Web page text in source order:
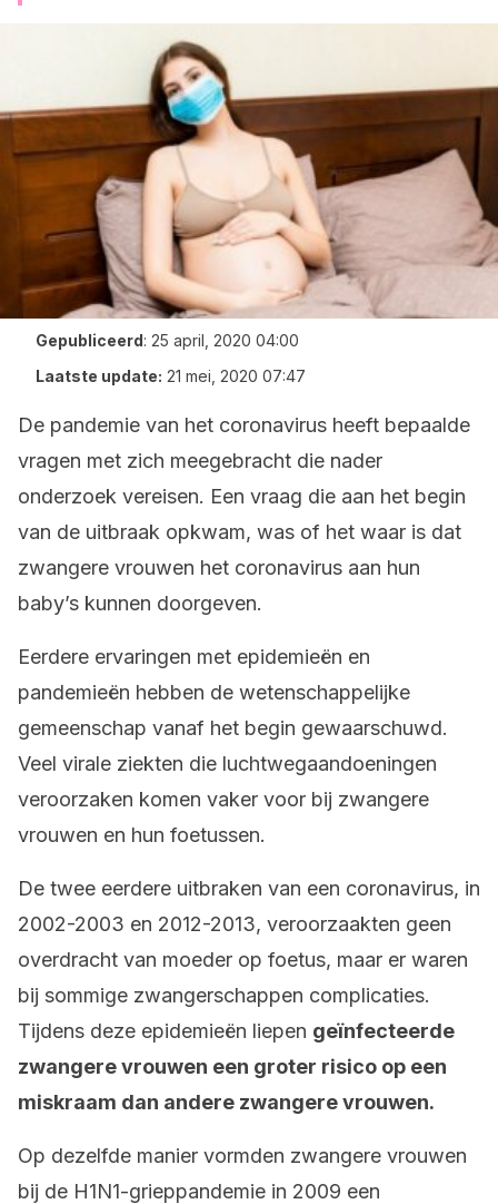
Gepubliceerd: 25 april, 2020 04:00
Laatste update: 21 mei, 2020 07:47
De pandemie van het coronavirus heeft bepaalde
vragen met zich meegebracht die nader
onderzoek vereisen. Een vraag die aan het begin
van de uitbraak opkwam, was of het waar is dat
zwangere vrouwen het coronavirus aan hun
baby’s kunnen doorgeven.
Eerdere ervaringen met epidemieën en
pandemieën hebben de wetenschappelijke
gemeenschap vanaf het begin gewaarschuwd.
Veel virale ziekten die luchtwegaandoeningen
veroorzaken komen vaker voor bij zwangere
vrouwen en hun foetussen.
De twee eerdere uitbraken van een coronavirus, in
2002-2003 en 2012-2013, veroorzaakten geen
overdracht van moeder op foetus, maar er waren
bij sommige zwangerschappen complicaties.
Tijdens deze epidemieën liepen geïnfecteerde
zwangere vrouwen een groter risico op een
miskraam dan andere zwangere vrouwen.
Op dezelfde manier vormden zwangere vrouwen
bij de H1N1-grieppandemie in 2009 een